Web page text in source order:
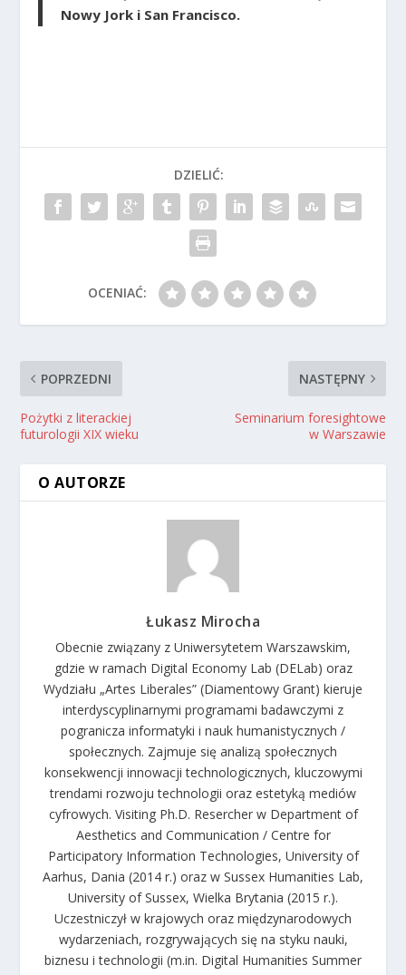
Nowy Jork i San Francisco.
DZIELIĆ:
OCENIAĆ:
POPRZEDNI
Pożytki z literackiej
futurologii XIX wieku
NASTĘPNY
Seminarium foresightowe
w Warszawie
O AUTORZE
Łukasz Mirocha
Obecnie związany z Uniwersytetem Warszawskim,
gdzie w ramach Digital Economy Lab (DELab) oraz
Wydziału „Artes Liberales” (Diamentowy Grant) kieruje
interdyscyplinarnymi programami badawczymi z
pogranicza informatyki i nauk humanistycznych /
społecznych. Zajmuje się analizą społecznych
konsekwencji innowacji technologicznych, kluczowymi
trendami rozwoju technologii oraz estetyką mediów
cyfrowych. Visiting Ph.D. Resercher w Department of
Aesthetics and Communication / Centre for
Participatory Information Technologies, University of
Aarhus, Dania (2014 r.) oraz w Sussex Humanities Lab,
University of Sussex, Wielka Brytania (2015 r.).
Uczestniczył w krajowych oraz międzynarodowych
wydarzeniach, rozgrywających się na styku nauki,
biznesu i technologii (m.in. Digital Humanities Summer